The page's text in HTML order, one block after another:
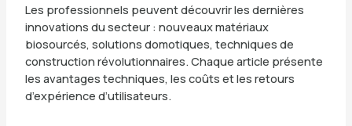
Les professionnels peuvent découvrir les dernières
innovations du secteur : nouveaux matériaux
biosourcés, solutions domotiques, techniques de
construction révolutionnaires. Chaque article présente
les avantages techniques, les coûts et les retours
d’expérience d’utilisateurs.